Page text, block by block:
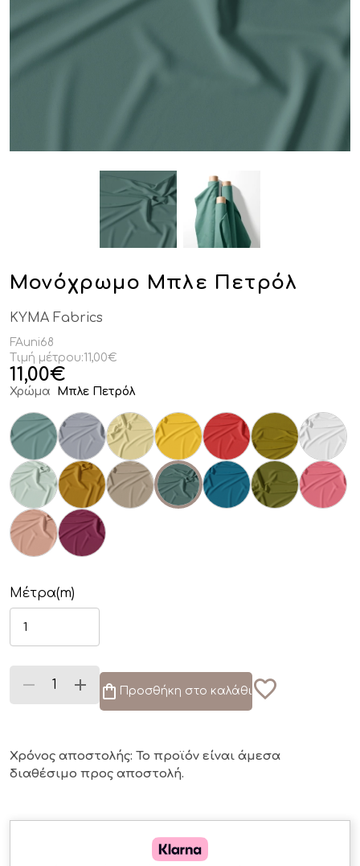
Μονόχρωμο Μπλε Πετρόλ
KYMA Fabrics
FAuni68
Τιμή μέτρου:11,00€
11,00€
Χρώμα Μπλε Πετρόλ
Μέτρα(m)
Προσθήκη στο καλάθι
Χρόνος αποστολής: Το προϊόν είναι άμεσα
διαθέσιμο προς αποστολή.